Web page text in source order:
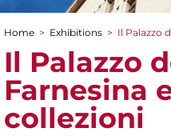
You are here
Home > Exhibitions > Il Palazzo
Il Palazzo
Farnesina
collezioni